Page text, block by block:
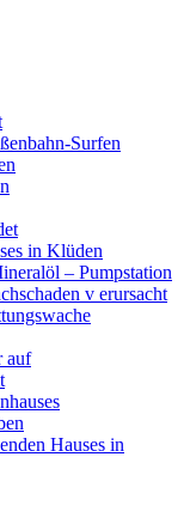
Surfen
in Klüden
– Pumpstation
v erursacht
auf
Hauses in